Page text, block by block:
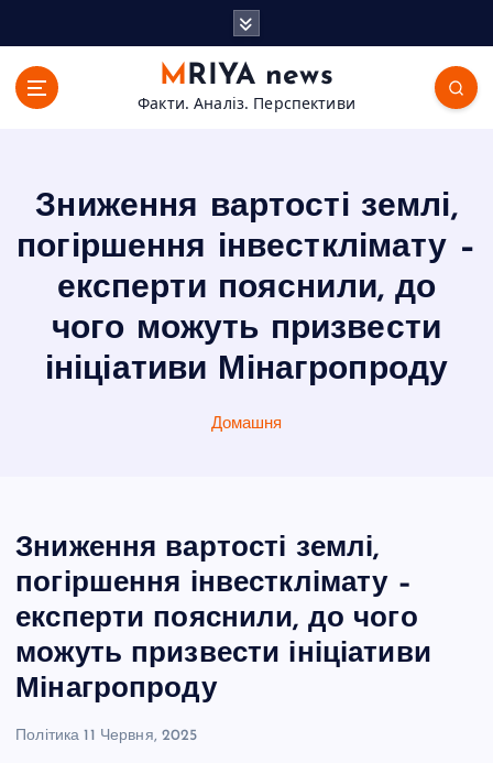
MRIYA news
Факти. Аналіз. Перспективи
Зниження вартості землі,
погіршення інвестклімату –
експерти пояснили, до
чого можуть призвести
ініціативи Мінагропроду
Домашня
Зниження вартості землі,
погіршення інвестклімату –
експерти пояснили, до чого
можуть призвести ініціативи
Мінагропроду
Політика 11 Червня, 2025